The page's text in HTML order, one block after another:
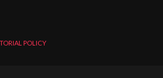
POLICY